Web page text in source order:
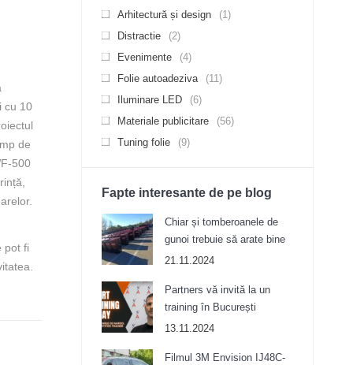
cu 10
de
500
pot fi
Arhitectură și design
(1)
Distractie
(2)
Evenimente
(4)
Folie autoadeziva
(11)
Iluminare LED
(6)
Materiale publicitare
(56)
Tuning folie
(9)
Fapte interesante de pe blog
Chiar și tomberoanele de
gunoi trebuie să arate bine
21.11.2024
Partners vă invită la un
training în București
13.11.2024
Filmul 3M Envision IJ48C-